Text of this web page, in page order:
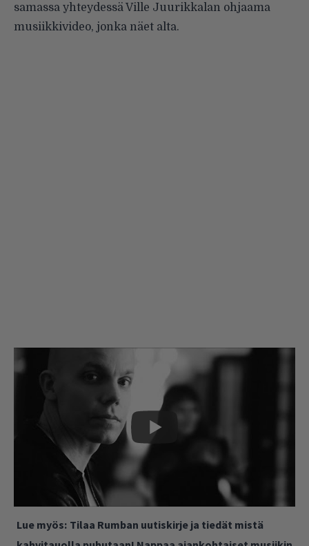
samassa yhteydessä Ville Juurikkalan ohjaama
musiikkivideo, jonka näet alta.
Lue myös: Tilaa Rumban uutiskirje ja tiedät mistä